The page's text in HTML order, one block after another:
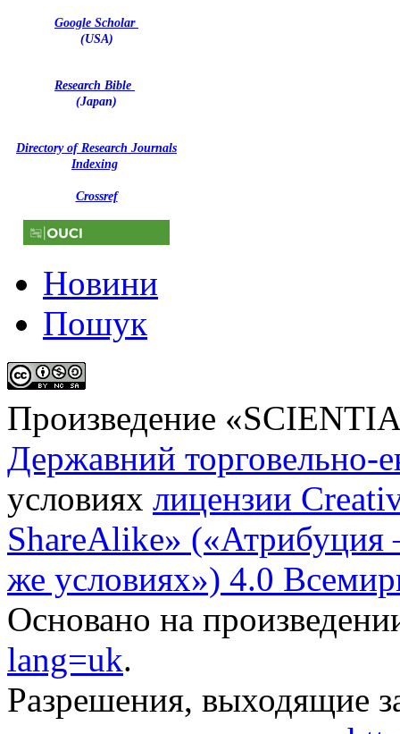
Google Scholar
(USA)
Research Bible
(Japan)
Directory of Research Journals
Indexing
Crossref
Новини
Пошук
Произведение «
Державний торговельно-
условиях лицензии
ShareAlike»
же условиях») 4.0
Основано на
lang=uk.
Разрешения, выходящие